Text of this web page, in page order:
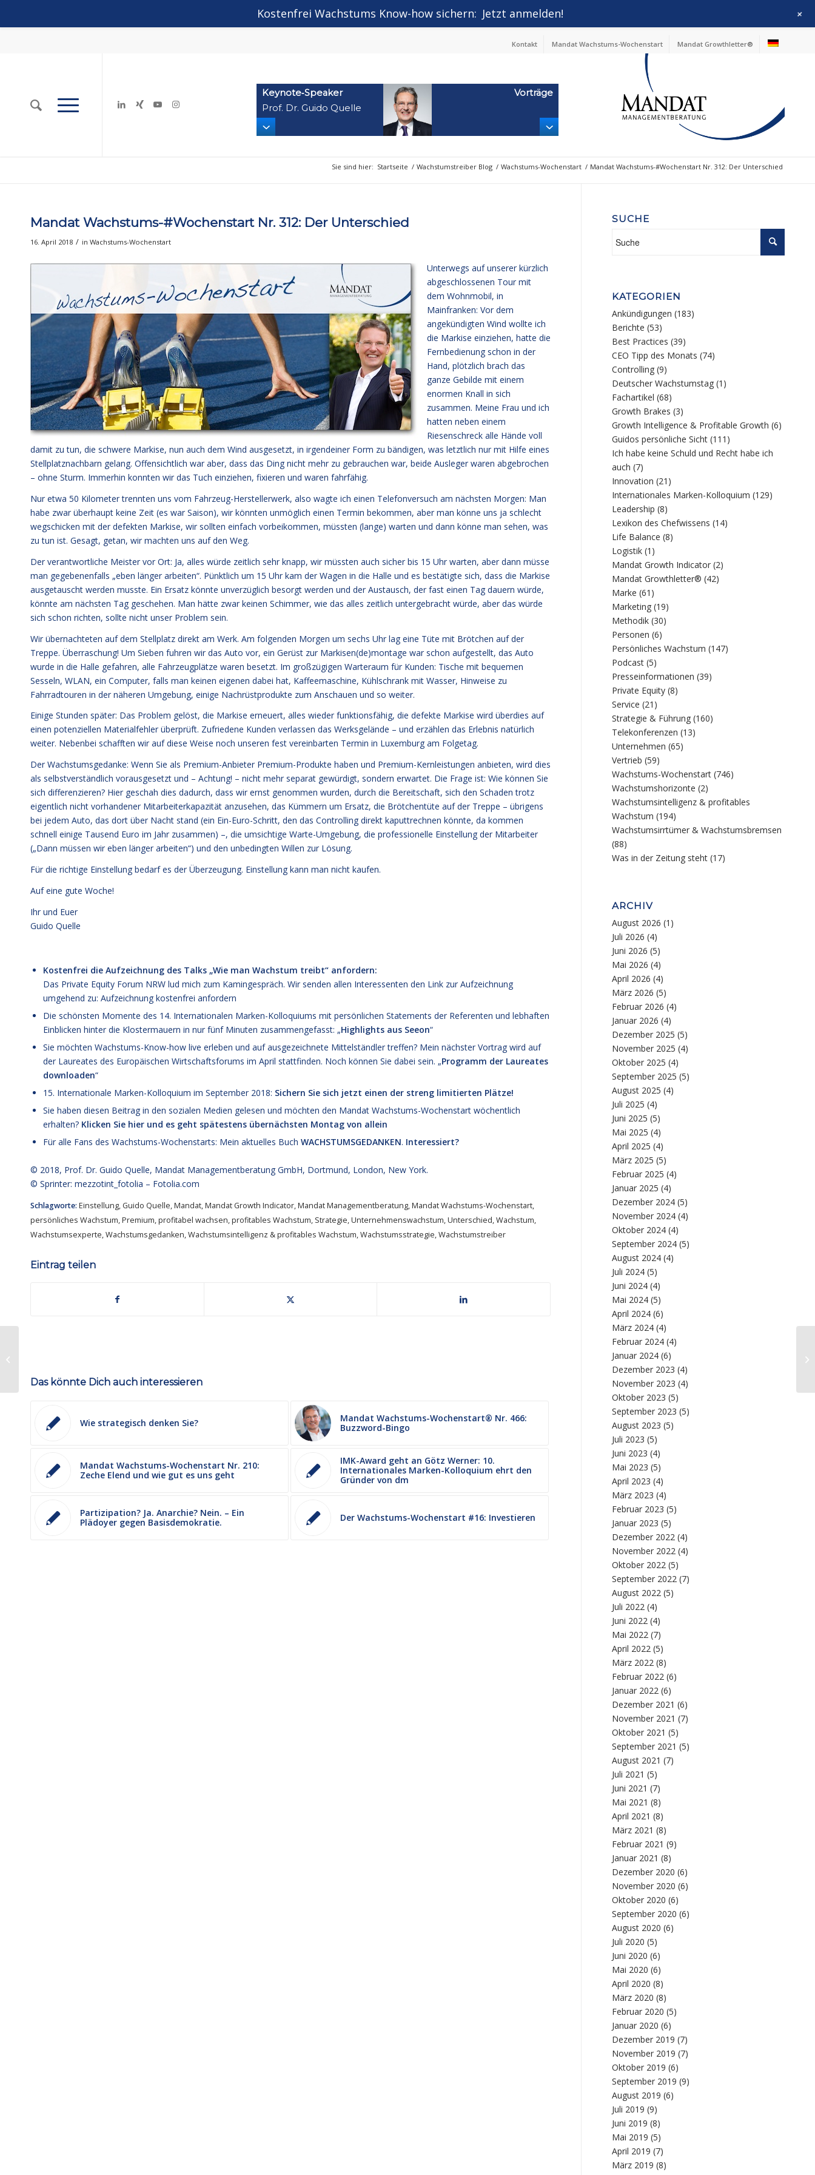
Kontakt Mandat Wachstums-Wochenstart Mandat Growthletter®
Keynote‑Speaker
Prof. Dr. Guido Quelle
Vorträge
Sie sind hier: Startseite / Wachstumstreiber Blog / Wachstums-Wochenstart / Mandat Wachstums-#Wochenstart Nr. 312: Der Unterschied
Mandat Wachstums-#Wochenstart Nr. 312: Der Unterschied
16. April 2018 / in Wachstums-Wochenstart
Unterwegs auf unserer kürzlich
abgeschlossenen Tour mit
dem Wohnmobil, in
Mainfranken: Vor dem
angekündigten Wind wollte ich
die Markise einziehen, hatte die
Fernbedienung schon in der
Hand, plötzlich brach das
ganze Gebilde mit einem
enormen Knall in sich
zusammen. Meine Frau und ich
hatten neben einem
Riesenschreck alle Hände voll
damit zu tun, die schwere Markise, nun auch dem Wind ausgesetzt, in irgendeiner Form zu bändigen, was letztlich nur mit Hilfe eines
Stellplatznachbarn gelang. Offensichtlich war aber, dass das Ding nicht mehr zu gebrauchen war, beide Ausleger waren abgebrochen
– ohne Sturm. Immerhin konnten wir das Tuch einziehen, fixieren und waren fahrfähig.
Nur etwa 50 Kilometer trennten uns vom Fahrzeug-Herstellerwerk, also wagte ich einen Telefonversuch am nächsten Morgen: Man
habe zwar überhaupt keine Zeit (es war Saison), wir könnten unmöglich einen Termin bekommen, aber man könne uns ja schlecht
wegschicken mit der defekten Markise, wir sollten einfach vorbeikommen, müssten (lange) warten und dann könne man sehen, was
zu tun ist. Gesagt, getan, wir machten uns auf den Weg.
Der verantwortliche Meister vor Ort: Ja, alles würde zeitlich sehr knapp, wir müssten auch sicher bis 15 Uhr warten, aber dann müsse
man gegebenenfalls „eben länger arbeiten“. Pünktlich um 15 Uhr kam der Wagen in die Halle und es bestätigte sich, dass die Markise
ausgetauscht werden musste. Ein Ersatz könnte unverzüglich besorgt werden und der Austausch, der fast einen Tag dauern würde,
könnte am nächsten Tag geschehen. Man hätte zwar keinen Schimmer, wie das alles zeitlich untergebracht würde, aber das würde
sich schon richten, sollte nicht unser Problem sein.
Wir übernachteten auf dem Stellplatz direkt am Werk. Am folgenden Morgen um sechs Uhr lag eine Tüte mit Brötchen auf der
Treppe. Überraschung! Um Sieben fuhren wir das Auto vor, ein Gerüst zur Markisen(de)montage war schon aufgestellt, das Auto
wurde in die Halle gefahren, alle Fahrzeugplätze waren besetzt. Im großzügigen Warteraum für Kunden: Tische mit bequemen
Sesseln, WLAN, ein Computer, falls man keinen eigenen dabei hat, Kaffeemaschine, Kühlschrank mit Wasser, Hinweise zu
Fahrradtouren in der näheren Umgebung, einige Nachrüstprodukte zum Anschauen und so weiter.
Einige Stunden später: Das Problem gelöst, die Markise erneuert, alles wieder funktionsfähig, die defekte Markise wird überdies auf
einen potenziellen Materialfehler überprüft. Zufriedene Kunden verlassen das Werksgelände – und erzählen das Erlebnis natürlich
weiter. Nebenbei schafften wir auf diese Weise noch unseren fest vereinbarten Termin in Luxemburg am Folgetag.
Der Wachstumsgedanke: Wenn Sie als Premium-Anbieter Premium-Produkte haben und Premium-Kernleistungen anbieten, wird dies
als selbstverständlich vorausgesetzt und – Achtung! – nicht mehr separat gewürdigt, sondern erwartet. Die Frage ist: Wie können Sie
sich differenzieren? Hier geschah dies dadurch, dass wir ernst genommen wurden, durch die Bereitschaft, sich den Schaden trotz
eigentlich nicht vorhandener Mitarbeiterkapazität anzusehen, das Kümmern um Ersatz, die Brötchentüte auf der Treppe – übrigens
bei jedem Auto, das dort über Nacht stand (ein Ein-Euro-Schritt, den das Controlling direkt kaputtrechnen könnte, da kommen
schnell einige Tausend Euro im Jahr zusammen) –, die umsichtige Warte-Umgebung, die professionelle Einstellung der Mitarbeiter
(„Dann müssen wir eben länger arbeiten“) und den unbedingten Willen zur Lösung.
Für die richtige Einstellung bedarf es der Überzeugung. Einstellung kann man nicht kaufen.
Auf eine gute Woche!
Ihr und Euer
Guido Quelle
Kostenfrei die Aufzeichnung des Talks „Wie man Wachstum treibt“ anfordern:
Das Private Equity Forum NRW lud mich zum Kamingespräch. Wir senden allen Interessenten den Link zur Aufzeichnung
umgehend zu: Aufzeichnung kostenfrei anfordern
Die schönsten Momente des 14. Internationalen Marken-Kolloquiums mit persönlichen Statements der Referenten und lebhaften
Einblicken hinter die Klostermauern in nur fünf Minuten zusammengefasst: „Highlights aus Seeon“
Sie möchten Wachstums-Know-how live erleben und auf ausgezeichnete Mittelständler treffen? Mein nächster Vortrag wird auf
der Laureates des Europäischen Wirtschaftsforums im April stattfinden. Noch können Sie dabei sein. „Programm der Laureates
downloaden“
15. Internationale Marken-Kolloquium im September 2018: Sichern Sie sich jetzt einen der streng limitierten Plätze!
Sie haben diesen Beitrag in den sozialen Medien gelesen und möchten den Mandat Wachstums-Wochenstart wöchentlich
erhalten? Klicken Sie hier und es geht spätestens übernächsten Montag von allein
Für alle Fans des Wachstums-Wochenstarts: Mein aktuelles Buch WACHSTUMSGEDANKEN. Interessiert?
© 2018, Prof. Dr. Guido Quelle, Mandat Managementberatung GmbH, Dortmund, London, New York.
© Sprinter: mezzotint_fotolia – Fotolia.com
Schlagworte: Einstellung, Guido Quelle,Mandat,Mandat Growth Indicator,Mandat Managementberatung,Mandat Wachstums-Wochenstart,
persönliches Wachstum,Premium,profitabel wachsen,profitables Wachstum, Strategie,Unternehmenswachstum,Unterschied,Wachstum,
Wachstumsexperte,Wachstumsgedanken,Wachstumsintelligenz & profitables Wachstum,Wachstumsstrategie,Wachstumstreiber
Eintrag teilen
Das könnte Dich auch interessieren
Wie strategisch denken Sie?
Mandat Wachstums-Wochenstart® Nr. 466:
Buzzword-Bingo
Mandat Wachstums-Wochenstart Nr. 210:
Zeche Elend und wie gut es uns geht
IMK-Award geht an Götz Werner: 10.
Internationales Marken-Kolloquium ehrt den
Gründer von dm
Partizipation? Ja. Anarchie? Nein. – Ein
Plädoyer gegen Basisdemokratie.
Der Wachstums-Wochenstart #16: Investieren
SUCHE
KATEGORIEN
Ankündigungen (183)
Berichte (53)
Best Practices (39)
CEO Tipp des Monats (74)
Controlling (9)
Deutscher Wachstumstag (1)
Fachartikel (68)
Growth Brakes (3)
Growth Intelligence & Profitable Growth (6)
Guidos persönliche Sicht (111)
Ich habe keine Schuld und Recht habe ich
auch (7)
Innovation (21)
Internationales Marken-Kolloquium (129)
Leadership (8)
Lexikon des Chefwissens (14)
Life Balance (8)
Logistik (1)
Mandat Growth Indicator (2)
Mandat Growthletter® (42)
Marke (61)
Marketing (19)
Methodik (30)
Personen (6)
Persönliches Wachstum (147)
Podcast (5)
Presseinformationen (39)
Private Equity (8)
Service (21)
Strategie & Führung (160)
Telekonferenzen (13)
Unternehmen (65)
Vertrieb (59)
Wachstums-Wochenstart (746)
Wachstumshorizonte (2)
Wachstumsintelligenz & profitables
Wachstum (194)
Wachstumsirrtümer & Wachstumsbremsen
(88)
Was in der Zeitung steht (17)
ARCHIV
August 2026 (1)
Juli 2026 (4)
Juni 2026 (5)
Mai 2026 (4)
April 2026 (4)
März 2026 (5)
Februar 2026 (4)
Januar 2026 (4)
Dezember 2025 (5)
November 2025 (4)
Oktober 2025 (4)
September 2025 (5)
August 2025 (4)
Juli 2025 (4)
Juni 2025 (5)
Mai 2025 (4)
April 2025 (4)
März 2025 (5)
Februar 2025 (4)
Januar 2025 (4)
Dezember 2024 (5)
November 2024 (4)
Oktober 2024 (4)
September 2024 (5)
August 2024 (4)
Juli 2024 (5)
Juni 2024 (4)
Mai 2024 (5)
April 2024 (6)
März 2024 (4)
Februar 2024 (4)
Januar 2024 (6)
Dezember 2023 (4)
November 2023 (4)
Oktober 2023 (5)
September 2023 (5)
August 2023 (5)
Juli 2023 (5)
Juni 2023 (4)
Mai 2023 (5)
April 2023 (4)
März 2023 (4)
Februar 2023 (5)
Januar 2023 (5)
Dezember 2022 (4)
November 2022 (4)
Oktober 2022 (5)
September 2022 (7)
August 2022 (5)
Juli 2022 (4)
Juni 2022 (4)
Mai 2022 (7)
April 2022 (5)
März 2022 (8)
Februar 2022 (6)
Januar 2022 (6)
Dezember 2021 (6)
November 2021 (7)
Oktober 2021 (5)
September 2021 (5)
August 2021 (7)
Juli 2021 (5)
Juni 2021 (7)
Mai 2021 (8)
April 2021 (8)
März 2021 (8)
Februar 2021 (9)
Januar 2021 (8)
Dezember 2020 (6)
November 2020 (6)
Oktober 2020 (6)
September 2020 (6)
August 2020 (6)
Juli 2020 (5)
Juni 2020 (6)
Mai 2020 (6)
April 2020 (8)
März 2020 (8)
Februar 2020 (5)
Januar 2020 (6)
Dezember 2019 (7)
November 2019 (7)
Oktober 2019 (6)
September 2019 (9)
August 2019 (6)
Juli 2019 (9)
Juni 2019 (8)
Mai 2019 (5)
April 2019 (7)
März 2019 (8)
Kostenfrei Wachstums Know-how sichern: Jetzt anmelden! +